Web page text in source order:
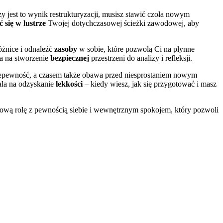
jest to wynik restrukturyzacji, musisz stawić czoła nowym
się w lustrze Twojej dotychczasowej ścieżki zawodowej, aby
i odnaleźć zasoby w sobie, które pozwolą Ci na płynne
na stworzenie bezpiecznej przestrzeni do analizy i refleksji.
a czasem także obawa przed niesprostaniem nowym
na odzyskanie lekkości – kiedy wiesz, jak się przygotować i masz
rolę z pewnością siebie i wewnętrznym spokojem, który pozwoli